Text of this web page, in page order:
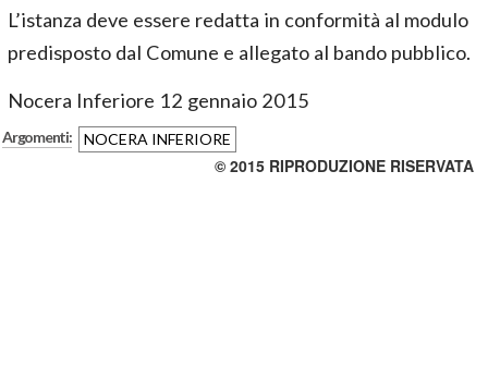
L’istanza deve essere redatta in conformità al modulo
predisposto dal Comune e allegato al bando pubblico.
Nocera Inferiore 12 gennaio 2015
Argomenti: NOCERA INFERIORE
© 2015 RIPRODUZIONE RISERVATA